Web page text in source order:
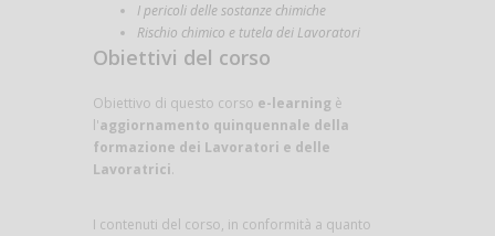
I pericoli delle sostanze chimiche
Rischio chimico e tutela dei Lavoratori
Obiettivi del corso
Obiettivo di questo corso e-learning è
l'aggiornamento quinquennale della
formazione dei Lavoratori e delle
Lavoratrici.
I contenuti del corso, in conformità a quanto